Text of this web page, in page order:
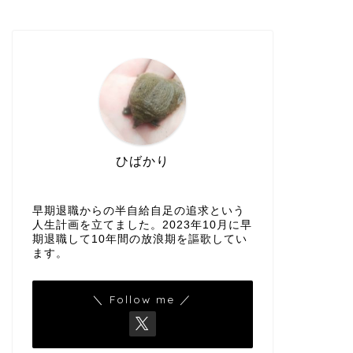
ひばかり
早期退職からの半自給自足の追求という
人生計画を立てました。2023年10月に早
期退職して10年間の放浪期を謳歌してい
ます。
＼ Follow me ／